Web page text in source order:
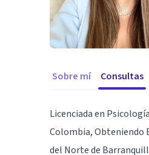
Sobre mí Consultas
Licenciada en
Colombia, Obteniendo
del Norte de